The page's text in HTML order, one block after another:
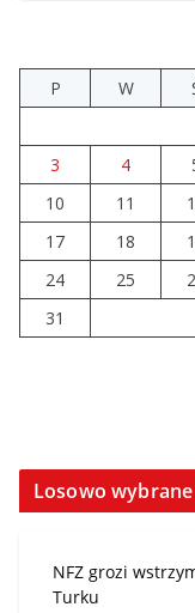
Wiata
P
W
3
4
10
11
17
18
24
25
31
Losowo
NFZ grozi
Turku